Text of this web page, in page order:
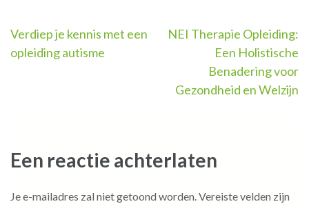
Berichtnavigatie
Verdiep je kennis met een
opleiding autisme
NEI Therapie Opleiding:
Een Holistische
Benadering voor
Gezondheid en Welzijn
Een reactie achterlaten
Je e-mailadres zal niet getoond worden.Vereiste velden zijn